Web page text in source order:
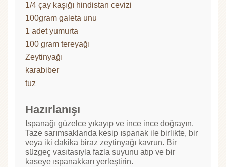
1/4 çay kaşığı hindistan cevizi
100gram galeta unu
1 adet yumurta
100 gram tereyağı
Zeytinyağı
karabiber
tuz
Hazırlanışı
Ispanağı güzelce yıkayıp ve ince ince doğrayın.
Taze sarımsaklarıda kesip ıspanak ile birlikte, bir
veya iki dakika biraz zeytinyağı kavrun. Bir
süzgeç vasıtasıyla fazla suyunu atıp ve bir
kaseye ıspanakkarı yerleştirin.